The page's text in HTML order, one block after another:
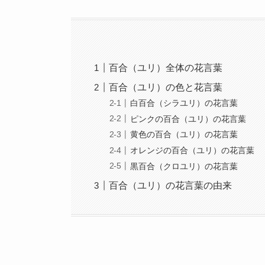
百合（ユリ）全体の花言葉
百合（ユリ）の色と花言葉
白百合（シラユリ）の花言葉
ピンクの百合（ユリ）の花言葉
黄色の百合（ユリ）の花言葉
オレンジの百合（ユリ）の花言葉
黒百合（クロユリ）の花言葉
百合（ユリ）の花言葉の由来